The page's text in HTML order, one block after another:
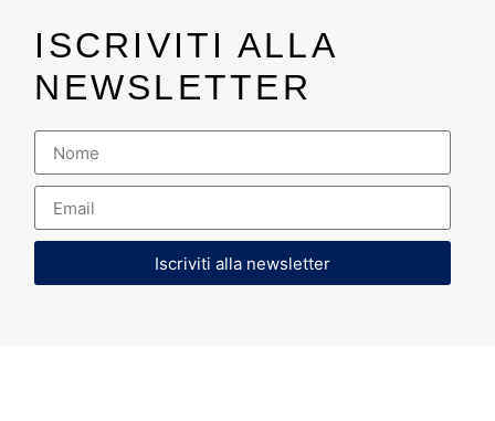
ISCRIVITI ALLA
NEWSLETTER
Iscriviti alla newsletter